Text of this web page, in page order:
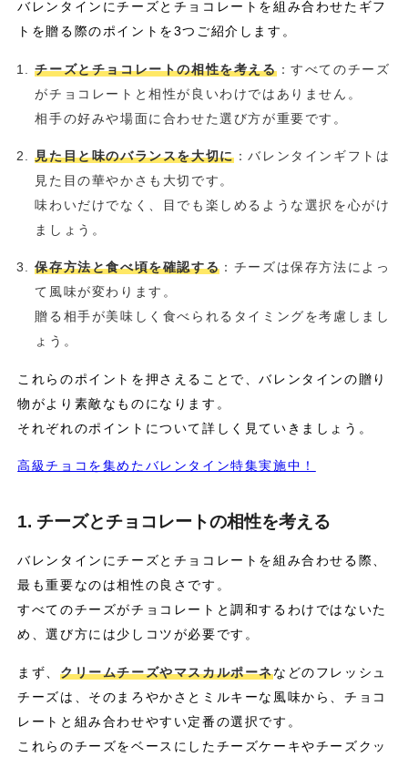
バレンタインにチーズとチョコレートを組み合わせたギフ
トを贈る際のポイントを3つご紹介します。
チーズとチョコレートの相性を考える：すべてのチーズ
がチョコレートと相性が良いわけではありません。
相手の好みや場面に合わせた選び方が重要です。
見た目と味のバランスを大切に：バレンタインギフトは
見た目の華やかさも大切です。
味わいだけでなく、目でも楽しめるような選択を心がけ
ましょう。
保存方法と食べ頃を確認する ：チーズは保存方法によっ
て風味が変わります。
贈る相手が美味しく食べられるタイミングを考慮しまし
ょう。
これらのポイントを押さえることで、バレンタインの贈り
物がより素敵なものになります。
それぞれのポイントについて詳しく見ていきましょう。
高級チョコを集めたバレンタイン特集実施中！
1. チーズとチョコレートの相性を考える
バレンタインにチーズとチョコレートを組み合わせる際、
最も重要なのは相性の良さです。
すべてのチーズがチョコレートと調和するわけではないた
め、選び方には少しコツが必要です。
まず、 クリームチーズやマスカルポーネなどのフレッシュ
チーズは、そのまろやかさとミルキーな風味から、チョコ
レートと組み合わせやすい定番の選択です。
これらのチーズをベースにしたチーズケーキやチーズクッ